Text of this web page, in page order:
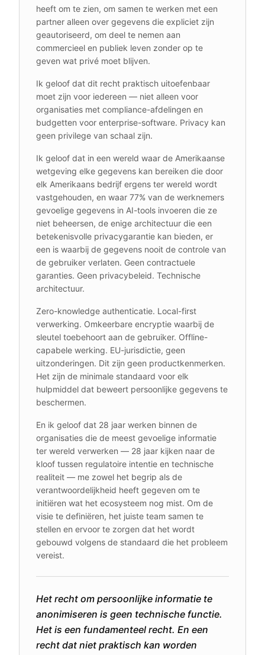
heeft om te zien, om samen te werken met een
partner alleen over gegevens die expliciet zijn
geautoriseerd, om deel te nemen aan
commercieel en publiek leven zonder op te
geven wat privé moet blijven.
Ik geloof dat dit recht praktisch uitoefenbaar
moet zijn voor iedereen — niet alleen voor
organisaties met compliance-afdelingen en
budgetten voor enterprise-software. Privacy kan
geen privilege van schaal zijn.
Ik geloof dat in een wereld waar de Amerikaanse
wetgeving elke gegevens kan bereiken die door
elk Amerikaans bedrijf ergens ter wereld wordt
vastgehouden, en waar 77% van de werknemers
gevoelige gegevens in AI-tools invoeren die ze
niet beheersen, de enige architectuur die een
betekenisvolle privacygarantie kan bieden, er
een is waarbij de gegevens nooit de controle van
de gebruiker verlaten. Geen contractuele
garanties. Geen privacybeleid. Technische
architectuur.
Zero-knowledge authenticatie. Local-first
verwerking. Omkeerbare encryptie waarbij de
sleutel toebehoort aan de gebruiker. Offline-
capabele werking. EU-jurisdictie, geen
uitzonderingen. Dit zijn geen productkenmerken.
Het zijn de minimale standaard voor elk
hulpmiddel dat beweert persoonlijke gegevens te
beschermen.
En ik geloof dat 28 jaar werken binnen de
organisaties die de meest gevoelige informatie
ter wereld verwerken — 28 jaar kijken naar de
kloof tussen regulatoire intentie en technische
realiteit — me zowel het begrip als de
verantwoordelijkheid heeft gegeven om te
initiëren wat het ecosysteem nog mist. Om de
visie te definiëren, het juiste team samen te
stellen en ervoor te zorgen dat het wordt
gebouwd volgens de standaard die het probleem
vereist.
Het recht om persoonlijke informatie te
anonimiseren is geen technische functie.
Het is een fundamenteel recht. En een
recht dat niet praktisch kan worden